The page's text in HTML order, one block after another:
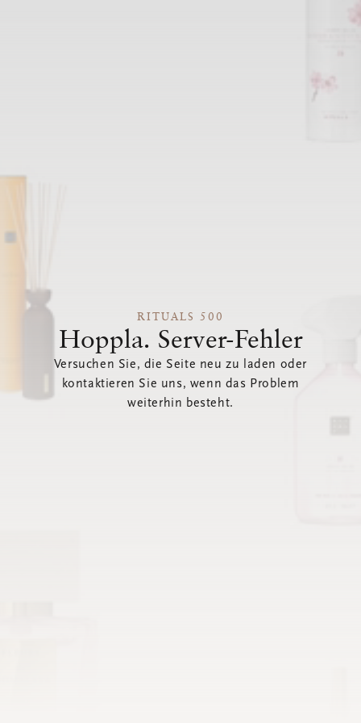
RITUALS 500
Hoppla. Server-Fehler
Versuchen Sie, die Seite neu zu laden oder
kontaktieren Sie uns, wenn das Problem
weiterhin besteht.